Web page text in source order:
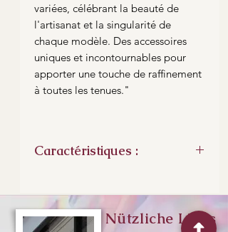
variées, célébrant la beauté de
l'artisanat et la singularité de
chaque modèle. Des accessoires
uniques et incontournables pour
apporter une touche de raffinement
à toutes les tenues."
Caractéristiques :
au cuivre et à l'étain.
Se lave à l'eau et au liquide
vaisselle.
Nützliche Links